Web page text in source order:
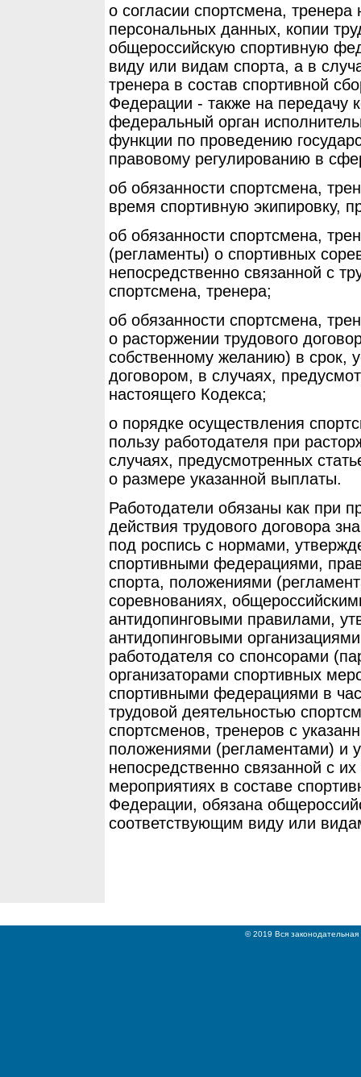
о согласии спортсмена,
персональных данных, копии
общероссийскую спортивную
виду или видам спорта, а в
тренера в состав спортивной
Федерации - также на передачу
федеральный орган
функции по проведению
правовому регулированию в
об обязанности спортсмена,
время спортивную экипировку,
об обязанности спортсмена,
(регламенты) о спортивных
непосредственно связанной с
спортсмена, тренера;
об обязанности спортсмена,
о расторжении трудового
собственному желанию) в срок,
договором, в случаях,
настоящего Кодекса;
о порядке осуществления
пользу работодателя при
случаях, предусмотренных
о размере указанной выплаты.
Работодатели обязаны как при
действия трудового договора
под роспись с нормами,
спортивными федерациями,
спорта, положениями
соревнованиях,
антидопинговыми правилами,
антидопинговыми
работодателя со спонсорами
организаторами спортивных
спортивными федерациями в
трудовой деятельностью
спортсменов, тренеров с
положениями (регламентами) и
непосредственно связанной с
мероприятиях в составе
Федерации, обязана
соответствующим виду или
© 2019 Вся